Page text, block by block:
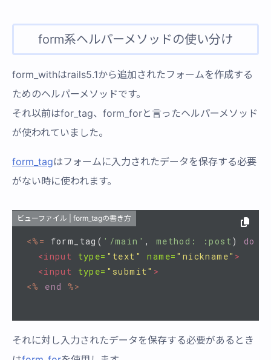
form系ヘルパーメソッドの使い分け
form_withはrails5.1から追加されたフォームを作成する
ためのヘルパーメソッドです。
それ以前はfor_tag、form_forと言ったヘルパーメソッド
が使われていました。
form_tagはフォームに入力されたデータを保存する必要
がない時に使われます。
ビューファイル | form_tagの書き方
<%= form_tag ( '/main' , method: :post ) do
<input
type= "text" name= "nickname" >
<input
type= "submit" >
<%
end %>
それに対し入力されたデータを保存する必要があるとき